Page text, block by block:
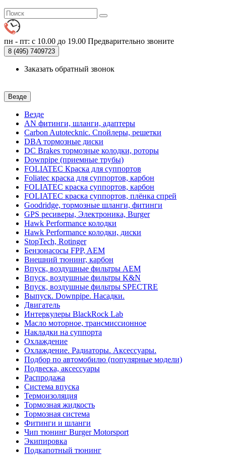
пн - пт: с 10.00 до 19.00 Предварительно звоните
8 (495) 7409723
Заказать обратный звонок
Везде
Везде
AN фитинги, шланги, адаптеры
Carbon Autotecknic. Спойлеры, решетки
DBA тормозные диски
DC Brakes тормозные колодки, роторы
Downpipe (приемные трубы)
FOLIATEC Краска для суппортов
Foliatec краска для суппортов, карбон
FOLIATEC краска суппортов, карбон
FOLIATEC краска суппортов, плёнка спрей
Goodridge, тормозные шланги, фитинги
GPS ресиверы, Электроника, Burger
Hawk Performance колодки
Hawk Performance колодки, диски
StopTech, Rotinger
Бензонасосы FPP, AEM
Внешний тюнинг, карбон
Впуск, воздушные фильтры AEM
Впуск, воздушные фильтры K&N
Впуск, воздушные фильтры SPECTRE
Выпуск. Downpipe. Насадки.
Двигатель
Интеркулеры BlackRock Lab
Масло моторное, трансмиссионное
Накладки на суппорта
Охлаждение
Охлаждение. Радиаторы. Аксессуары.
Подбор по автомобилю (популярные модели)
Подвеска, аксессуары
Распродажа
Система впуска
Термоизоляция
Тормозная жидкость
Тормозная система
Фитинги и шланги
Чип тюнинг Burger Motorsport
Экипировка
Подкапотный тюнинг